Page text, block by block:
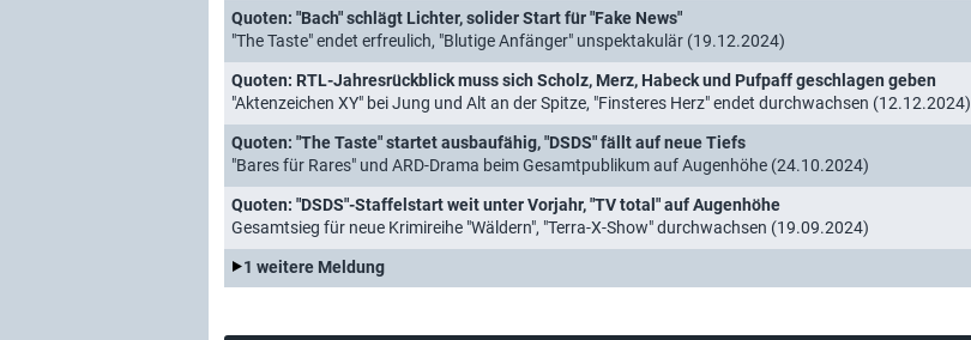
Quoten: "Bach" schlägt Lichter, solider Start für "Fake News"
"The Taste" endet erfreulich, "Blutige Anfänger" unspektakulär (19.12.2024)
Quoten: RTL-Jahresrückblick muss sich Scholz, Merz, Habeck und Pufpaff geschlagen geben
"Aktenzeichen XY" bei Jung und Alt an der Spitze, "Finsteres Herz" endet durchwachsen (12.12.2024)
Quoten: "The Taste" startet ausbaufähig, "DSDS" fällt auf neue Tiefs
"Bares für Rares" und ARD-Drama beim Gesamtpublikum auf Augenhöhe (24.10.2024)
Quoten: "DSDS"-Staffelstart weit unter Vorjahr, "TV total" auf Augenhöhe
Gesamtsieg für neue Krimireihe "Wäldern", "Terra-X-Show" durchwachsen (19.09.2024)
1 weitere Meldung